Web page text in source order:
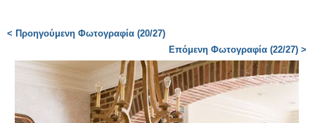
< Προηγούμενη Φωτογραφία (20/27)
Επόμενη Φωτογραφία (22/27) >